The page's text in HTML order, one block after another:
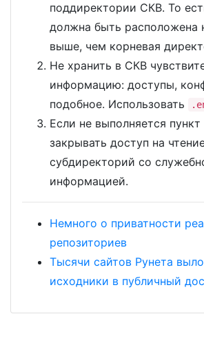
поддиректории СКВ. То
должна быть расположена
выше, чем корневая
Не хранить в СКВ
информацию: доступы,
подобное. Использовать
Если не выполняется пункт
закрывать доступ на
субдиректорий со
информацией.
Немного о приватности
репозиториев
Тысячи сайтов Рунета
исходники в публичный